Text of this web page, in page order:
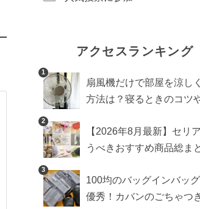
アクセスランキング
1
扇風機だけで部屋を涼し
方法は？寝るときのコツ
2
【2026年8月最新】セリ
うべきおすすめ商品総ま
3
100均のバッグインバッ
優秀！カバンのごちゃつ